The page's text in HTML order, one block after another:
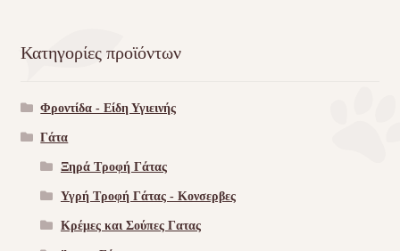
Κατηγορίες προϊόντων
Φροντίδα - Είδη Υγιεινής
Γάτα
Ξηρά Τροφή Γάτας
Υγρή Τροφή Γάτας - Kονσερβες
Κρέμες και Σούπες Γατας